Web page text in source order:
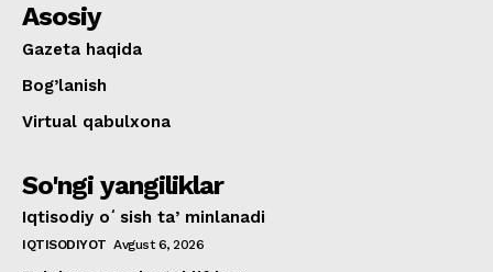
Asosiy
Gazeta haqida
Bog’lanish
Virtual qabulxona
So'ngi yangiliklar
Iqtisodiy oʻsish taʼminlanadi
IQTISODIYOT Avgust 6, 2026